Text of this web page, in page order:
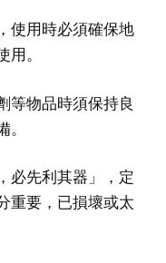
使用時必須確保地
。
等物品時須保持良
必先利其器」，定
重要，已損壞或太